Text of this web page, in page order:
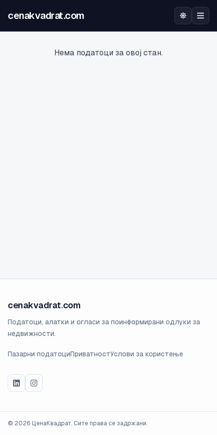
cenakvadrat.com
Нема податоци за овој стан.
cenakvadrat.com
Податоци, алатки и огласи за поинформирани одлуки за
недвижности.
Пазарни податоциПриватностУслови за користење
© 2026 ЦенаКвадрат. Сите права се задржани.